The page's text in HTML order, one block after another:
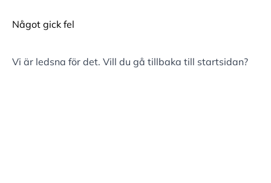
Något gick fel
Vi är ledsna för det. Vill du gå tillbaka till startsidan?